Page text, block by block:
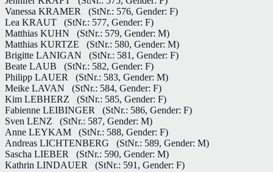
Vanessa KRAMER
(StNr.: 576, Gender: F)
Lea KRAUT
(StNr.: 577, Gender: F)
Matthias KUHN
(StNr.: 579, Gender: M)
Matthias KURTZE
(StNr.: 580, Gender: M)
Brigitte LANIGAN
(StNr.: 581, Gender: F)
Beate LAUB
(StNr.: 582, Gender: F)
Philipp LAUER
(StNr.: 583, Gender: M)
Meike LAVAN
(StNr.: 584, Gender: F)
Kim LEBHERZ
(StNr.: 585, Gender: F)
Fabienne LEIBINGER
(StNr.: 586, Gender: F)
Sven LENZ
(StNr.: 587, Gender: M)
Anne LEYKAM
(StNr.: 588, Gender: F)
Andreas LICHTENBERG
(StNr.: 589, Gender: M)
Sascha LIEBER
(StNr.: 590, Gender: M)
Kathrin LINDAUER
(StNr.: 591, Gender: F)